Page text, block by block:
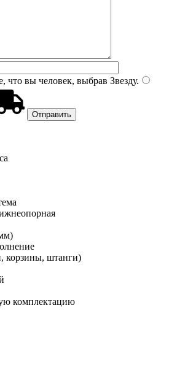
что вы человек, выбрав Звезду.
корзины, штанги)
комплектацию